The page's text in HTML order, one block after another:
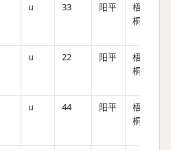
u 33 阳平
梧
桐。
u 22 阳平
梧
桐。
u 44 阳平
梧
桐。